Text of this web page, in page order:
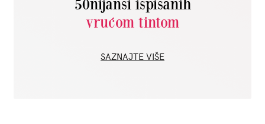
50nijansi ispisanih
vrućom tintom
SAZNAJTE VIŠE